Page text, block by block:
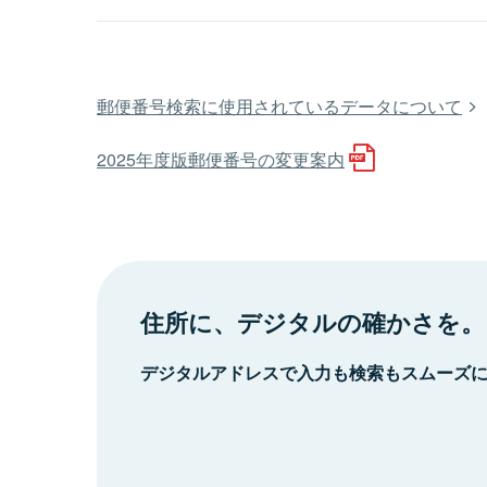
郵便番号検索に使用されているデータについて
2025年度版郵便番号の変更案内
住所に、デジタルの確かさを。
デジタルアドレスで入力も検索もスムーズ